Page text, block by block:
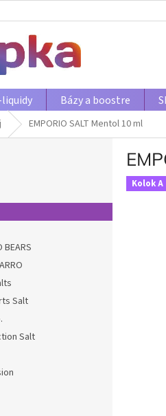
liquidy Bázy a boostre
EMPORIO SALT Mentol 10 ml
BEARS
Salt
Salt
Kolok A